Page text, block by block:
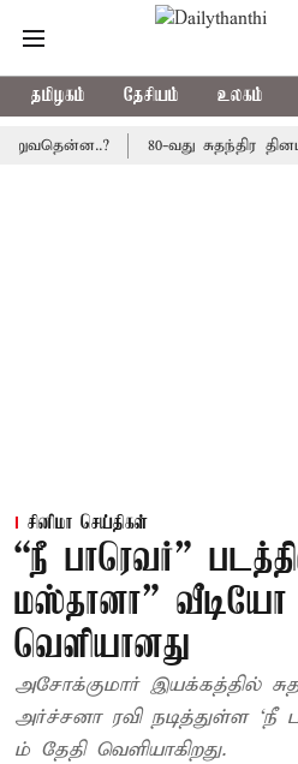
தமிழகம் தேசியம் உலகம்
80-வது சுதந்திர தினம்:
சினிமா செய்திகள்
“நீ பாரெவர்”
மஸ்தானா” வீடியோ
வெளியானது
அசோக்குமார் இயக்கத்தில் சுதர்ஷன் கோவிந்த்,
அர்ச்சனா ரவி நடித்துள்ள ‘நீ
ம் தேதி வெளியாகிறது.